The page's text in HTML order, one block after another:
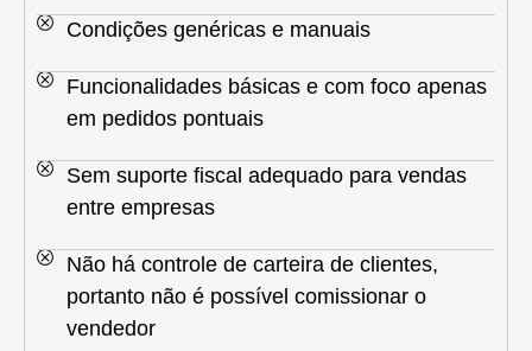
Condições genéricas e manuais
Funcionalidades básicas e com foco apenas
em pedidos pontuais
Sem suporte fiscal adequado para vendas
entre empresas
Não há controle de carteira de clientes,
portanto não é possível comissionar o
vendedor